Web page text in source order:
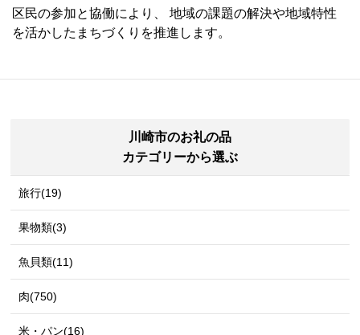
区民の参加と協働により、 地域の課題の解決や地域特性
を活かしたまちづくりを推進します。
川崎市のお礼の品
カテゴリーから選ぶ
旅行(19)
果物類(3)
魚貝類(11)
肉(750)
米・パン(16)